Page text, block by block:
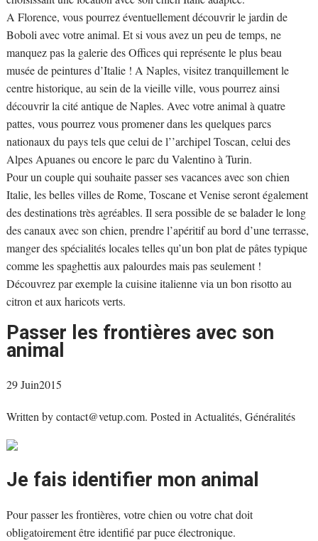
A Florence, vous pourrez éventuellement découvrir le jardin de
Boboli avec votre animal. Et si vous avez un peu de temps, ne
manquez pas la galerie des Offices qui représente le plus beau
musée de peintures d’Italie ! A Naples, visitez tranquillement le
centre historique, au sein de la vieille ville, vous pourrez ainsi
découvrir la cité antique de Naples. Avec votre animal à quatre
pattes, vous pourrez vous promener dans les quelques parcs
nationaux du pays tels que celui de l’’archipel Toscan, celui des
Alpes Apuanes ou encore le parc du Valentino à Turin.
Pour un couple qui souhaite passer ses vacances avec son chien
Italie, les belles villes de Rome, Toscane et Venise seront également
des destinations très agréables. Il sera possible de se balader le long
des canaux avec son chien, prendre l’apéritif au bord d’une terrasse,
manger des spécialités locales telles qu’un bon plat de pâtes typique
comme les spaghettis aux palourdes mais pas seulement !
Découvrez par exemple la cuisine italienne via un bon risotto au
citron et aux haricots verts.
Passer les frontières avec son
animal
29 Juin2015
Written bycontact@vetup.com. Posted in Actualités, Généralités
Je fais identifier mon animal
Pour passer les frontières, votre chien ou votre chat doit
obligatoirement être identifié par puce électronique.